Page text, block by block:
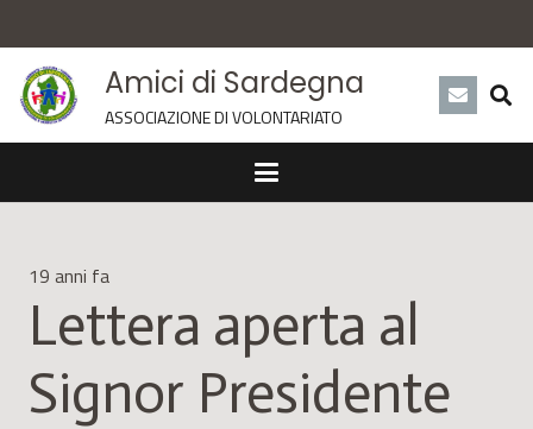
Amici di Sardegna
ASSOCIAZIONE DI VOLONTARIATO
19 anni fa
Lettera aperta al
Signor Presidente